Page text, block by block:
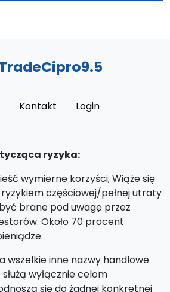
Kontakt Login
ryzyka:
wymierne korzyści; Wiąże się
częściowej/pełnej utraty
brane pod uwagę przez
Około 70 procent
a wszelkie inne nazwy handlowe
wyłącznie celom
się do żadnej konkretnej